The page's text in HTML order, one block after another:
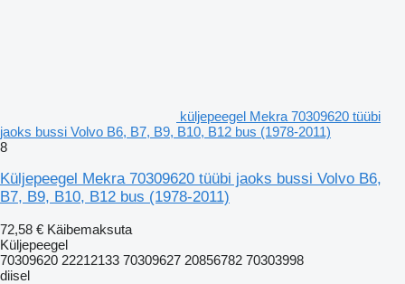
küljepeegel Mekra 70309620 tüübi
jaoks bussi Volvo B6, B7, B9, B10, B12 bus (1978-2011)
8
Küljepeegel Mekra 70309620 tüübi jaoks bussi Volvo B6,
B7, B9, B10, B12 bus (1978-2011)
72,58 € Käibemaksuta
Küljepeegel
70309620 22212133 70309627 20856782 70303998
diisel